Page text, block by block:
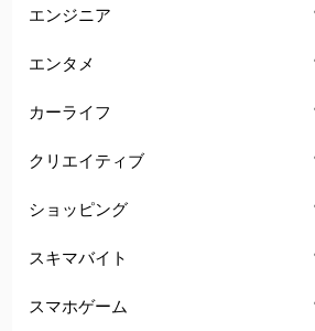
エンジニア
エンタメ
カーライフ
クリエイティブ
ショッピング
スキマバイト
スマホゲーム